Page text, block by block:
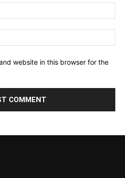
website in this browser for the